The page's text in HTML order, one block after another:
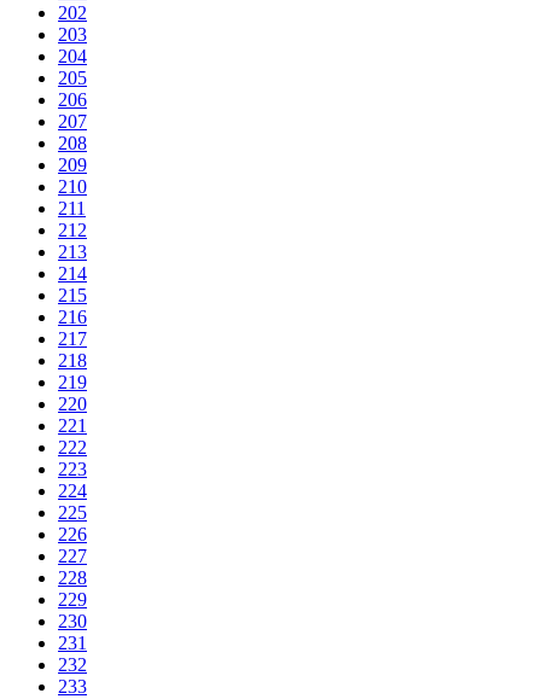
202
203
204
205
206
207
208
209
210
211
212
213
214
215
216
217
218
219
220
221
222
223
224
225
226
227
228
229
230
231
232
233